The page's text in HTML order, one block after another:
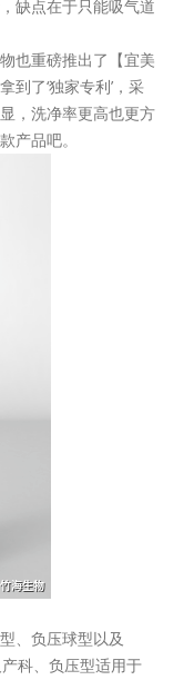
缺点在于只能吸气道
也重磅推出了【宜美
到了‘独家专利’，采
，洗净率更高也更方
产品吧。
、负压球型以及
科、负压型适用于